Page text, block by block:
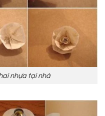
nhựa tại nhà